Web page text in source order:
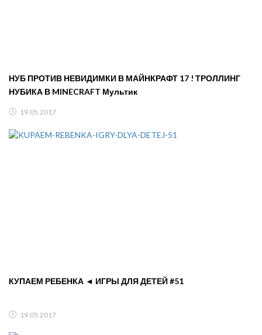
НУБ ПРОТИВ НЕВИДИМКИ В МАЙНКРАФТ 17 ! ТРОЛЛИНГ
НУБИКА В MINECRAFT Мультик
19.05.2017
КУПАЕМ РЕБЕНКА ◄ ИГРЫ ДЛЯ ДЕТЕЙ #51
19.05.2017